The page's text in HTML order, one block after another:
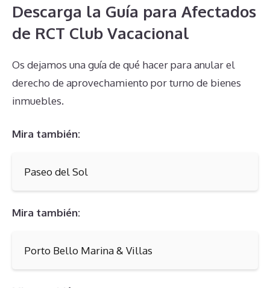
Descarga la Guía para Afectados
de RCT Club Vacacional
Os dejamos una guía de qué hacer para anular el
derecho de aprovechamiento por turno de bienes
inmuebles.
Mira también:
Paseo del Sol
Mira también:
Porto Bello Marina & Villas